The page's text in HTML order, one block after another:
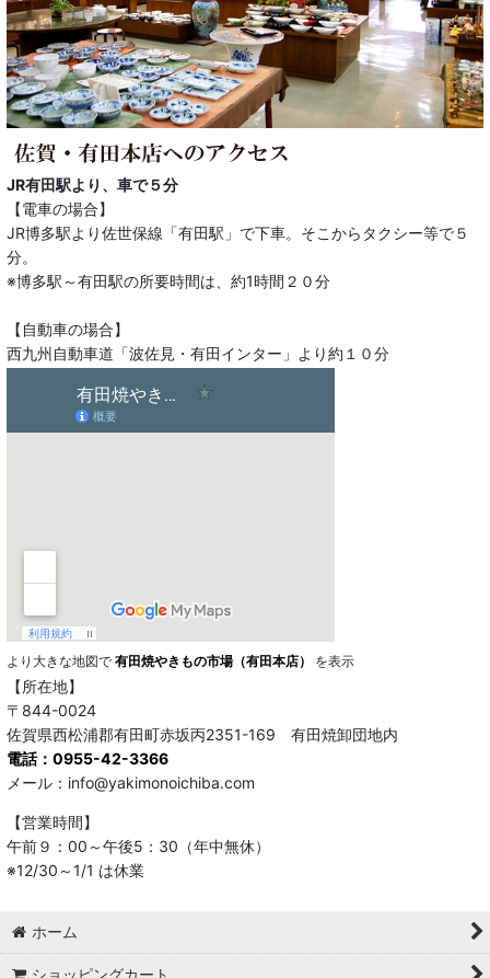
JR有田駅より、車で５分
【電車の場合】
JR博多駅より佐世保線「有田駅」で下車。そこからタクシー等で５
分。
※博多駅～有田駅の所要時間は、約1時間２０分
【自動車の場合】
西九州自動車道「波佐見・有田インター」より約１０分
より大きな地図で 有田焼やきもの市場（有田本店） を表示
【所在地】
〒844-0024
佐賀県西松浦郡有田町赤坂丙2351-169 有田焼卸団地内
電話：0955-42-3366
メール：info@yakimonoichiba.com
【営業時間】
午前９：00～午後5：30（年中無休）
※12/30～1/1 は休業
ホーム
ショッピングカート